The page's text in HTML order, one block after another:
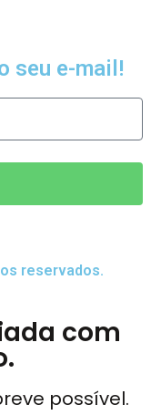
seu e-mail!
reservados.
com
possível.